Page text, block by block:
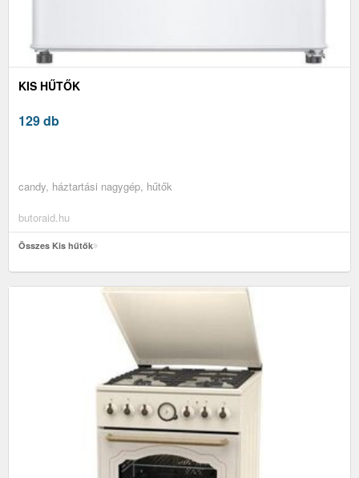
KIS HŰTŐK
129 db
candy, háztartási nagygép, hűtők
butoraid.hu
Összes Kis hűtők